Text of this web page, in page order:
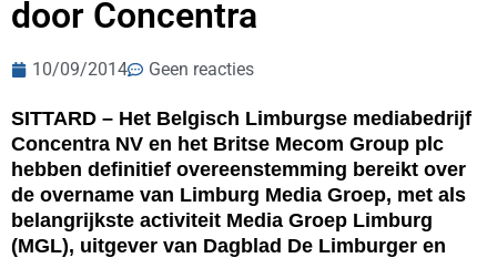
door Concentra
10/09/2014 Geen reacties
SITTARD – Het Belgisch Limburgse mediabedrijf
Concentra NV en het Britse Mecom Group plc
hebben definitief overeenstemming bereikt over
de overname van Limburg Media Groep, met als
belangrijkste activiteit Media Groep Limburg
(MGL), uitgever van Dagblad De Limburger en